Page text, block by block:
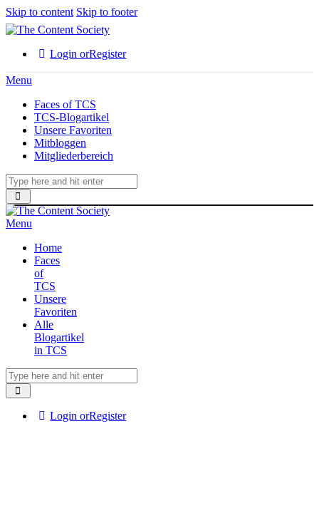
Skip to content Skip to footer
Login orRegister
Menu
Faces of TCS
TCS-Blogartikel
Unsere Favoriten
Mitbloggen
Mitgliederbereich
Menu
Home
Faces
of
TCS
Unsere
Favoriten
Alle
Blogartikel
in TCS
Login orRegister